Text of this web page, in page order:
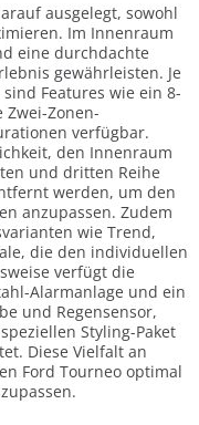
ausgelegt, sowohl
Im Innenraum
eine durchdachte
gewährleisten. Je
Features wie ein 8-
Zwei-Zonen-
verfügbar.
den Innenraum
und dritten Reihe
werden, um den
anzupassen. Zudem
wie Trend,
die den individuellen
verfügt die
Alarmanlage und ein
und Regensensor,
Styling-Paket
Diese Vielfalt an
Ford Tourneo optimal